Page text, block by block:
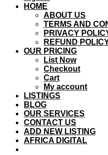
HOME
ABOUT US
TERMS AND
PRIVACY
REFUND
OUR PRICING
List Now
Checkout
Cart
My account
LISTINGS
BLOG
OUR SERVICES
CONTACT US
ADD NEW LISTING
AFRICA DIGITAL